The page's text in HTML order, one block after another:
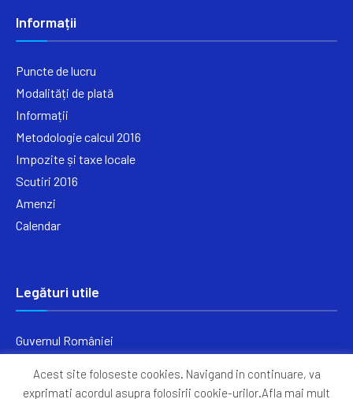
Informații
Puncte de lucru
Modalități de plată
Informații
Metodologie calcul 2016
Impozite și taxe locale
Scutiri 2016
Amenzi
Calendar
Legături utile
Guvernul României
Acest site foloseste cookies. Navigand in continuare, va
exprimati acordul asupra folosirii cookie-urilor.Afla mai mult